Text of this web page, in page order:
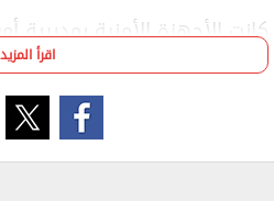
كانت الأجهزة الأمنية بمديرية
من مركز شرطة الزقازيق يفيد
تبلغ من العمر 12
مقيمة بقرية النخاس بدائرة
اقرأ المزيد